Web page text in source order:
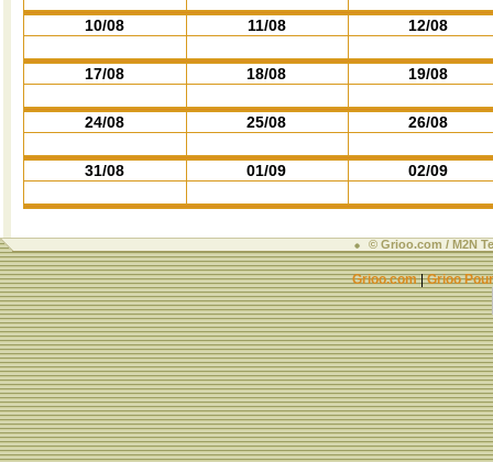
10/08 11/08 12/08
17/08 18/08 19/08
24/08 25/08 26/08
31/08 01/09 02/09
© Grioo.com / M2N
Grioo.com|Grioo